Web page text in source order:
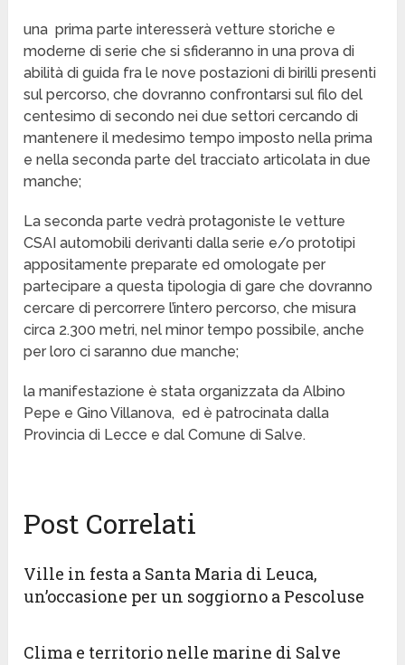
una prima parte interesserà vetture storiche e
moderne di serie che si sfideranno in una prova di
abilità di guida fra le nove postazioni di birilli presenti
sul percorso, che dovranno confrontarsi sul filo del
centesimo di secondo nei due settori cercando di
mantenere il medesimo tempo imposto nella prima
e nella seconda parte del tracciato articolata in due
manche;
La seconda parte vedrà protagoniste le vetture
CSAI automobili derivanti dalla serie e/o prototipi
appositamente preparate ed omologate per
partecipare a questa tipologia di gare che dovranno
cercare di percorrere l’intero percorso, che misura
circa 2.300 metri, nel minor tempo possibile, anche
per loro ci saranno due manche;
la manifestazione è stata organizzata da Albino
Pepe e Gino Villanova, ed è patrocinata dalla
Provincia di Lecce e dal Comune di Salve.
Post Correlati
Ville in festa a Santa Maria di Leuca,
un’occasione per un soggiorno a Pescoluse
Clima e territorio nelle marine di Salve